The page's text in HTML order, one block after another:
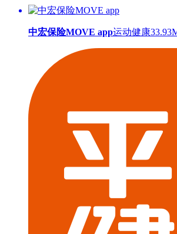
中宏保险MOVE app运动健康